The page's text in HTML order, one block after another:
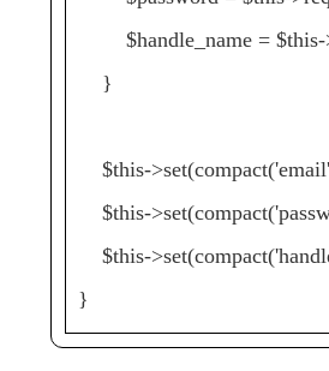
$handle_name = $this-
}
$this-
$this-
$this-
}